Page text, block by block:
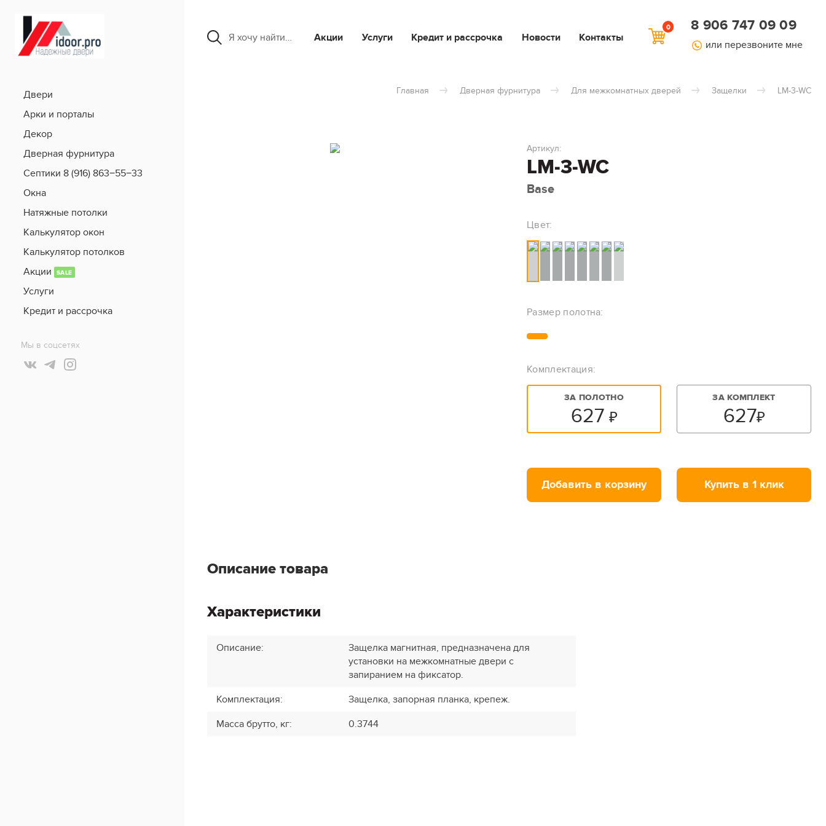
Я хочу найти… Акции Услуги Кредит и рассрочка Новости Контакты
0 8 906 747 09 09
или перезвоните мне
Двери
Арки и порталы
Декор
Дверная фурнитура
Септики 8 (916) 863−55−33
Окна
Натяжные потолки
Калькулятор окон
Калькулятор потолков
Акции
SALE
Услуги
Кредит и рассрочка
Мы в соцсетях
Главная Дверная фурнитура Для межкомнатных дверей Защелки LM-3-WC
LM-3-WC
Артикул:
Base
Цвет:
Размер полотна:
Комплектация:
ЗА ПОЛОТНО
627 ₽
ЗА КОМПЛЕКТ
627₽
Добавить в корзину Купить в 1 клик
Описание товара
Характеристики
Описание:
Защелка магнитная, предназначена для
установки на межкомнатные двери с
запиранием на фиксатор.
Комплектация:
Защелка, запорная планка, крепеж.
Масса брутто, кг: 0.3744